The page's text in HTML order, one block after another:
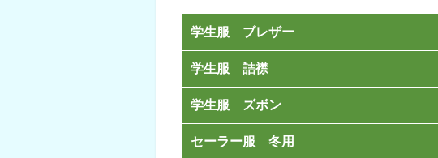
学生服 ブレザー
学生服 詰襟
学生服 ズボン
セーラー服 冬用